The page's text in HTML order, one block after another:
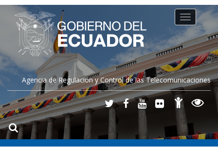
Agencia de Regulación y Control de las Telecomunicaciones
Toggle
navigation